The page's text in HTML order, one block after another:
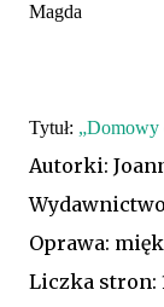
Magda
Tytuł: „Domowy
Autorki:
Oprawa:
Liczka stron: